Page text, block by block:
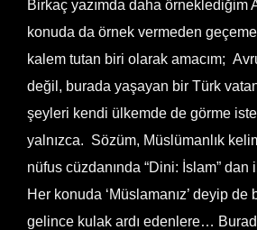
Birkaç yazımda daha örneklediğim
konuda da örnek vermeden
kalem tutan biri olarak amacım;
değil, burada yaşayan bir Türk
şeyleri kendi ülkemde de görme
yalnızca. Sözüm, Müslümanlık
nüfus cüzdanında “Dini: İslam” dan
Her konuda ‘Müslamanız’ deyip de
gelince kulak ardı edenlere…